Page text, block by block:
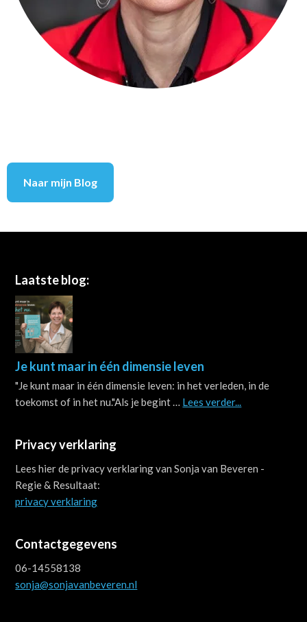
Naar mijn Blog
Footer
Laatste blog:
Je kunt maar in één dimensie leven
"Je kunt maar in één dimensie leven: in het verleden, in de
toekomst of in het nu."Als je begint … Lees verder...
in
Privacy verklaring
Lees hier de privacy verklaring van Sonja van Beveren -
Regie & Resultaat:
privacy verklaring
Contactgegevens
06-14558138
sonja@sonjavanbeveren.nl